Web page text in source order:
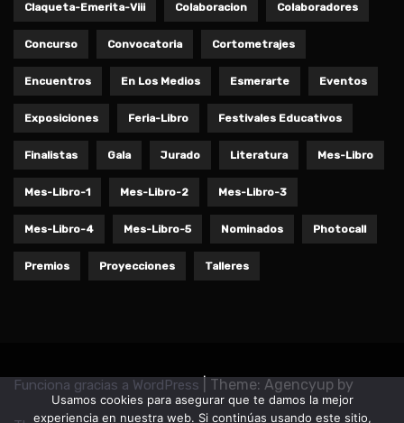
Claqueta-Emerita-Viii Colaboracion Colaboradores
Concurso Convocatoria Cortometrajes
Encuentros En Los Medios Esmerarte Eventos
Exposiciones Feria-Libro Festivales Educativos
Finalistas Gala Jurado Literatura Mes-Libro
Mes-Libro-1 Mes-Libro-2 Mes-Libro-3
Mes-Libro-4 Mes-Libro-5 Nominados Photocall
Premios Proyecciones Talleres
Funciona gracias a WordPress Theme: Agencyup by
Usamos cookies para asegurar que te damos la mejor
experiencia en nuestra web. Si continúas usando este sitio,